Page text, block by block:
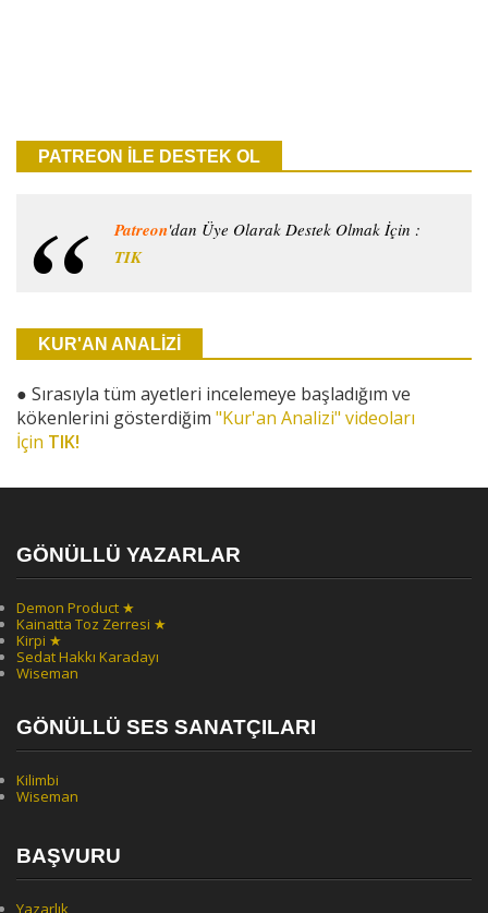
PATREON İLE DESTEK OL
Patreon'dan Üye Olarak Destek Olmak İçin :
TIK
KUR'AN ANALİZİ
● Sırasıyla tüm ayetleri incelemeye başladığım ve
kökenlerini gösterdiğim "Kur'an Analizi" videoları
İçin TIK!
GÖNÜLLÜ YAZARLAR
Demon Product ★
Kainatta Toz Zerresi ★
Kirpi ★
Sedat Hakkı Karadayı
Wiseman
GÖNÜLLÜ SES SANATÇILARI
Kilimbi
Wiseman
BAŞVURU
Yazarlık